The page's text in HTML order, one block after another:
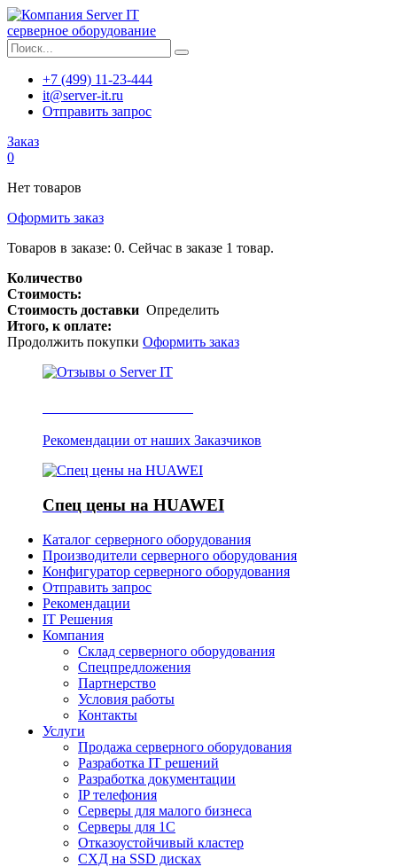
серверное оборудование
+7 (499) 11-23-444
it@server-it.ru
Отправить запрос
Заказ
0
Нет товаров
Оформить заказ
Товаров в заказе: 0. Сейчас в заказе 1 товар.
Количество
Стоимость:
Стоимость доставки Определить
Итого, к оплате:
Продолжить покупки Оформить заказ
Рекомендации от наших Заказчиков
Спец цены на HUAWEI
Каталог серверного оборудования
Производители серверного оборудования
Конфигуратор серверного оборудования
Отправить запрос
Рекомендации
IT Решения
Компания
Склад серверного оборудования
Спецпредложения
Партнерство
Условия работы
Контакты
Услуги
Продажа серверного оборудования
Разработка IT решений
Разработка документации
IP телефония
Серверы для малого бизнеса
Серверы для 1С
Отказоустойчивый кластер
СХД на SSD дисках